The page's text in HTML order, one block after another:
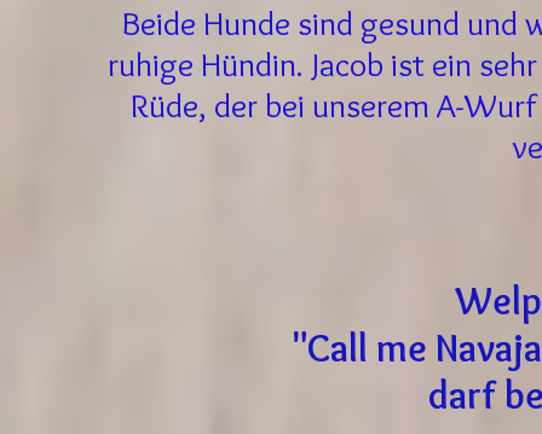
Beide Hunde sind gesund und
ruhige Hündin. Jacob ist ein
Rüde, der bei unserem A-
"Call me
darf